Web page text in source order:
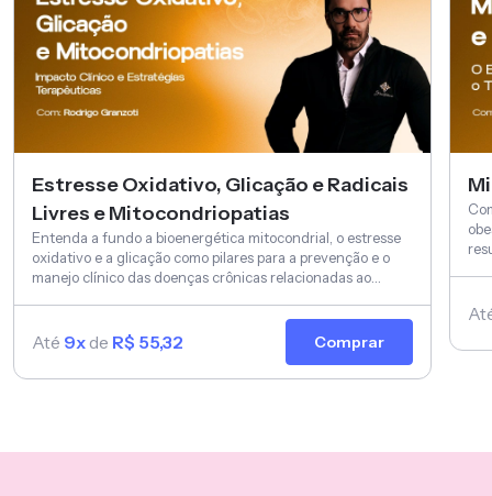
Estresse Oxidativo, Glicação e Radicais
Livres e Mitocondriopatias
Entenda a fundo a bioenergética mitocondrial, o estresse
oxidativo e a glicação como pilares para a prevenção e o
manejo clínico das doenças crônicas relacionadas ao
Até 9x de R$ 55,32 Comprar